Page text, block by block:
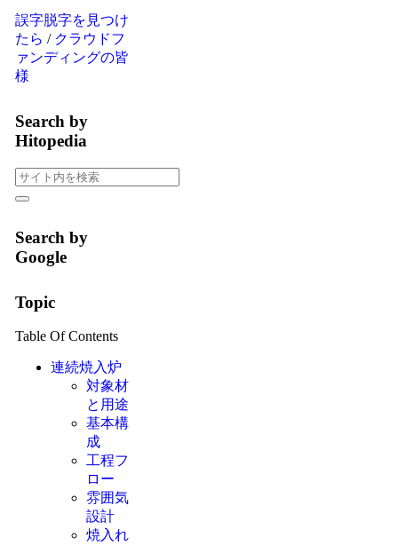
誤字脱字を見つけ
たら / クラウドフ
ァンディングの皆
様
Search by
Hitopedia
Search by
Google
Topic
Table Of Contents
連続焼入炉
対象材
と用途
基本構
成
工程フ
ロー
雰囲気
設計
焼入れ